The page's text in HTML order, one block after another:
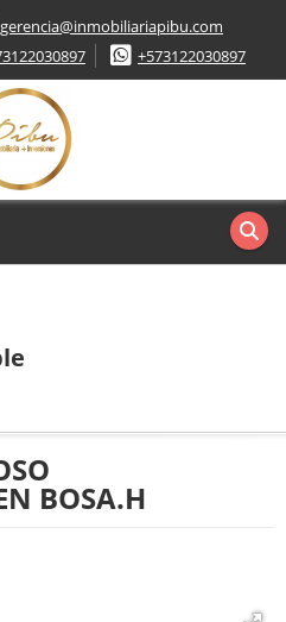
gerencia@inmobiliariapibu.com
+573122030897
BOSA.H